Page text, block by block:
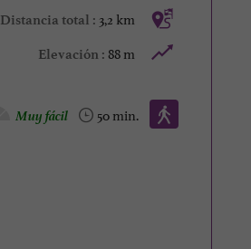
Distancia total : 3,2 km
Elevación : 88 m
Caminata :
50 min.
Muy fácil